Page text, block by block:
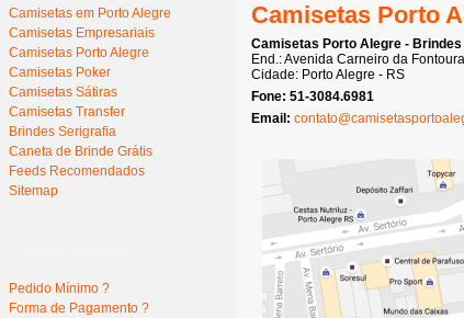
Camisetas em Porto Alegre
Camisetas Empresariais
Camisetas Porto Alegre
Camisetas Poker
Camisetas Sátiras
Camisetas Transfer
Brindes Serigrafia
Caneta de Brinde Grátis
Feeds Recomendados
Sitemap
Pedido Mínimo ?
Forma de Pagamento ?
Camisetas Porto
Camisetas Porto Alegre -
End.: Avenida Carneiro da
Cidade: Porto Alegre - RS
Fone: 51-3084.6981
Email: